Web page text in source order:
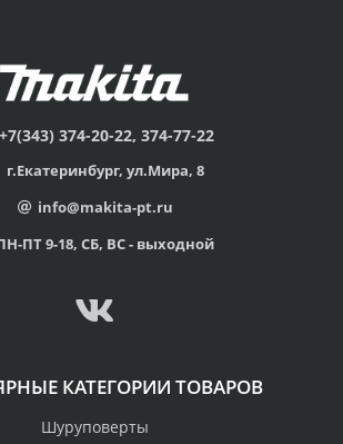
+7(343) 374-20-22, 374-77-22
г.Екатеринбург, ул.Мира, 8
info@makita-pt.ru
ПТ 9-18, СБ, ВС - выходной
КАТЕГОРИИ ТОВАРОВ
Шуруповерты